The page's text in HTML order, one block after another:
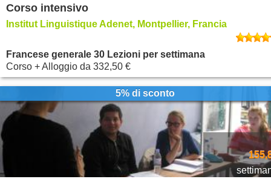
Corso intensivo
Institut Linguistique Adenet, Montpellier, Francia
Francese generale 30 Lezioni per settimana
Corso + Alloggio da 332,50 €
5% di sconto